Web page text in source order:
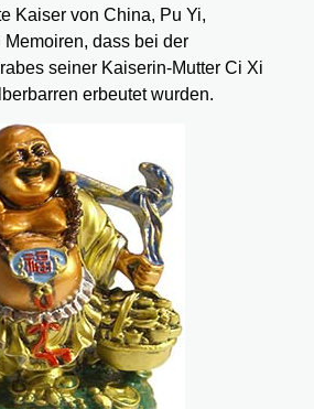
Kaiser von China, Pu Yi,
dass bei der
seiner Kaiserin-Mutter Ci Xi
erbeutet wurden.